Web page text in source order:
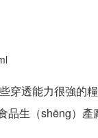
穿透能力很強的
品生（shēng）產